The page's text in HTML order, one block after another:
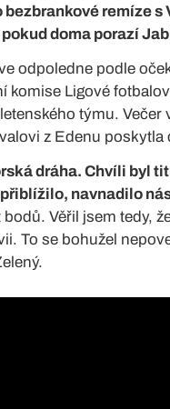
remíze
doma porazí
odpoledne podle
komise Ligové
týmu. Večer
z Edenu
dráha. Chvíli byl
navnadilo
Věřil jsem tedy,
To se bohužel